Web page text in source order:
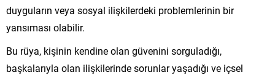
duyguların veya sosyal ilişkilerdeki problemlerinin bir
yansıması olabilir.
Bu rüya, kişinin kendine olan güvenini sorguladığı,
başkalarıyla olan ilişkilerinde sorunlar yaşadığı ve içsel